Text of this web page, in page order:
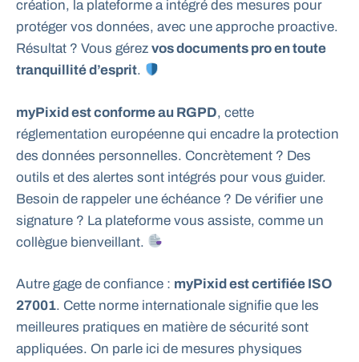
création, la plateforme a intégré des mesures pour
protéger vos données, avec une approche proactive.
Résultat ? Vous gérez vos documents pro en toute
tranquillité d’esprit.
myPixid est conforme au RGPD, cette
réglementation européenne qui encadre la protection
des données personnelles. Concrètement ? Des
outils et des alertes sont intégrés pour vous guider.
Besoin de rappeler une échéance ? De vérifier une
signature ? La plateforme vous assiste, comme un
collègue bienveillant.
Autre gage de confiance : myPixid est certifiée ISO
27001. Cette norme internationale signifie que les
meilleures pratiques en matière de sécurité sont
appliquées. On parle ici de mesures physiques